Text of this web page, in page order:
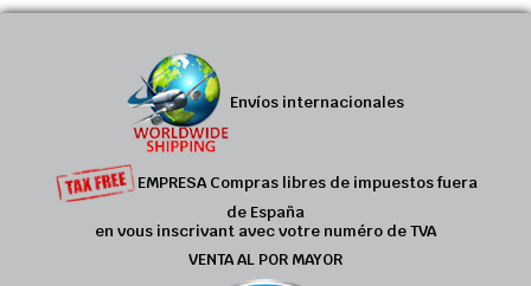
Envíos internacionales
EMPRESA Compras libres de impuestos fuera
de España
en vous inscrivant avec votre numéro de TVA
VENTA AL POR MAYOR